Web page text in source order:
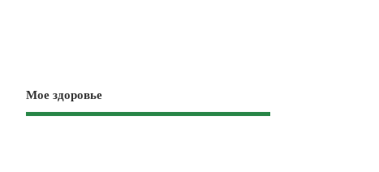
Мое здоровье